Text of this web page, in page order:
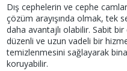
Dış cephelerin ve cephe
çözüm arayışında olmak, tek
daha avantajlı olabilir. Sabit
düzenli ve uzun vadeli bir
temizlenmesini sağlayarak
koruyabilir.